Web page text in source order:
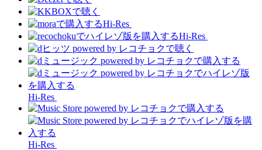
Hi-Res
Hi-Res
Hi-Res
Hi-Res